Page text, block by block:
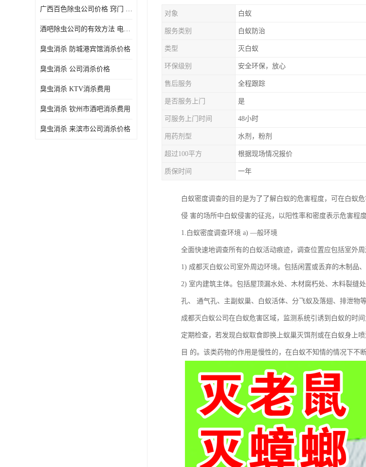
广西百色除虫公司价格 窍门 除蟑螂
酒吧除虫公司的有效方法 电话 除螨虫
臭虫消杀 防城港宾馆消杀价格
臭虫消杀 公司消杀价格
臭虫消杀 KTV消杀费用
臭虫消杀 钦州市酒吧消杀费用
臭虫消杀 来滨市公司消杀价格
对象 白蚁
服务类别 白蚁防治
类型 灭白蚁
环保级别 安全环保，放心
售后服务 全程跟踪
是否服务上门 是
可服务上门时间 48小时
用药剂型 水剂，粉剂
超过100平方 根据现场情况报价
质保时间 一年
白蚁密度调查的目的是为了了解白蚁的危害程度，可在白蚁
侵 害的场所中白蚁侵害的征兆，以阳性率和密度表示危害程度
1.白蚁密度调查环境 a) —般环境
全面快速地调查所有的白蚁活动痕迹，调查位置应包括室外周
1) 成都灭白蚁公司室外周边环境。包括闲置或丢弃的木制品
2) 室内建筑主体。包括屋顶漏水处、木材腐朽处、木料裂缝
孔、 通气孔、主副蚁巢、白蚁活体、分飞蚁及落翅、排泄物等
成都灭白蚁公司在白蚁危害区域，监测系统引诱到白蚁的时
定期检查，若发现白蚁取食即换上蚁巢灭饵剂或在白蚁身上
目 的。该类药物的作用是慢性的，在白蚁不知情的情况下不